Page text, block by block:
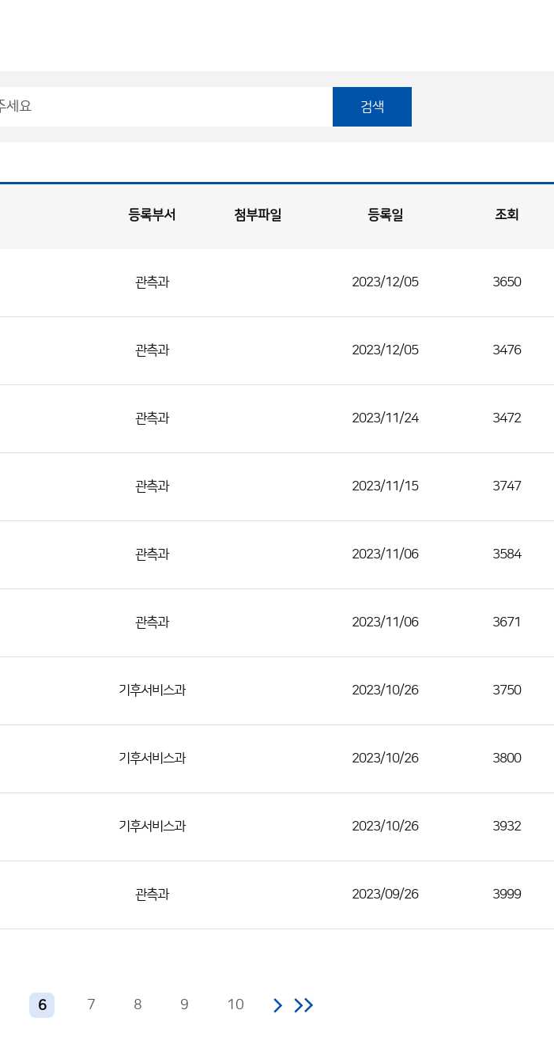
검색
등록부서 첨부파일 등록일 조회
관측과 2023/12/05 3650
관측과 2023/12/05 3476
관측과 2023/11/24 3472
관측과 2023/11/15 3747
관측과 2023/11/06 3584
관측과 2023/11/06 3671
기후서비스과 2023/10/26 3750
기후서비스과 2023/10/26 3800
기후서비스과 2023/10/26 3932
관측과 2023/09/26 3999
6 7 8 9 10